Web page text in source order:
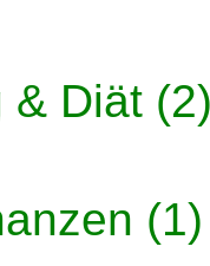
& Diät
(1)